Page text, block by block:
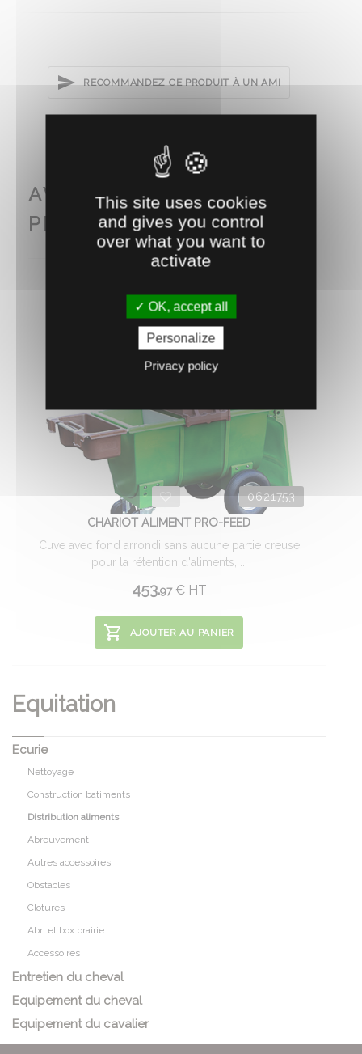
RECOMMANDEZ CE PRODUIT À UN AMI
AVEC CE PRODUIT
PENSEZ AUSSI À...
0621753
CHARIOT ALIMENT PRO-FEED
Cuve avec fond arrondi sans aucune partie creuse
pour la rétention d'aliments, ...
453.97 €HT
AJOUTER AU PANIER
Equitation
Ecurie
Nettoyage
Construction batiments
Distribution aliments
Abreuvement
Autres accessoires
Obstacles
Clotures
Abri et box prairie
Accessoires
Entretien du cheval
Equipement du cheval
Equipement du cavalier
This site uses cookies
and gives you control
over what you want to
activate
OK, accept all
Personalize
Privacy policy